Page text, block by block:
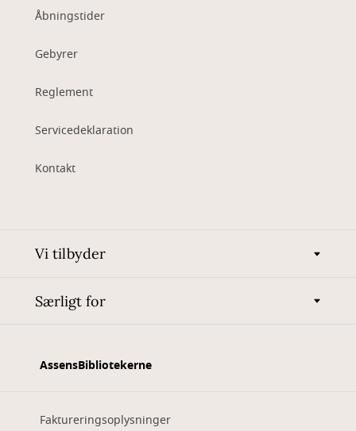
Åbningstider
Gebyrer
Reglement
Servicedeklaration
Kontakt
Vi tilbyder
Særligt for
AssensBibliotekerne
Faktureringsoplysninger